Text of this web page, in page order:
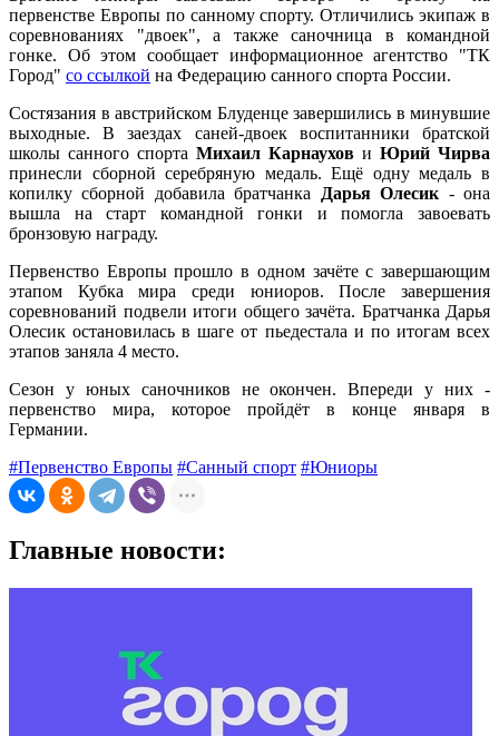
первенстве Европы по санному спорту. Отличились экипаж в
соревнованиях "двоек", а также саночница в командной
гонке. Об этом сообщает информационное агентство "ТК
Город" со ссылкой на Федерацию санного спорта России.
Состязания в австрийском Блуденце завершились в минувшие
выходные. В заездах саней-двоек воспитанники братской
школы санного спорта Михаил Карнаухов и Юрий Чирва
принесли сборной серебряную медаль. Ещё одну медаль в
копилку сборной добавила братчанка
Дарья Олесик - она
вышла на старт
командной гонки и помогла завоевать
бронзовую награду.
Первенство Европы прошло в одном зачёте с завершающим
этапом Кубка мира среди юниоров. После завершения
соревнований подвели итоги общего зачёта. Братчанка Дарья
Олесик остановилась в шаге от пьедестала и по итогам всех
этапов заняла 4 место.
Сезон у юных саночников не окончен. Впереди у них -
первенство мира, которое пройдёт в конце января в
Германии.
#Первенство Европы #Санный спорт #Юниоры
Главные новости: